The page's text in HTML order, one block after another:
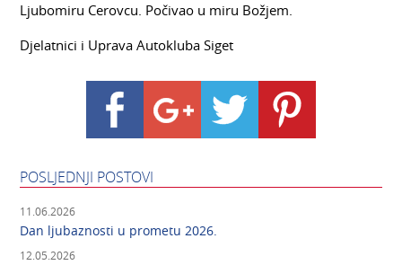
Ljubomiru Cerovcu. Počivao u miru Božjem.
Djelatnici i Uprava Autokluba Siget
POSLJEDNJI POSTOVI
11.06.2026
Dan ljubaznosti u prometu 2026.
12.05.2026